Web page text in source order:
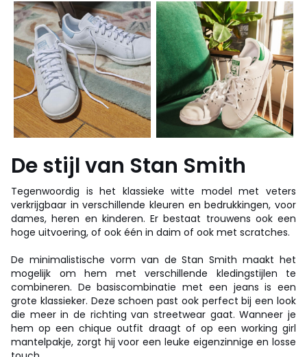
De stijl van Stan Smith
Tegenwoordig is het klassieke witte model met veters
verkrijgbaar in verschillende kleuren en bedrukkingen, voor
dames, heren en kinderen. Er bestaat trouwens ook een
hoge uitvoering, of ook één in daim of ook met scratches.
De minimalistische vorm van de Stan Smith maakt het
mogelijk om hem met verschillende kledingstijlen te
combineren. De basiscombinatie met een jeans is een
grote klassieker. Deze schoen past ook perfect bij een look
die meer in de richting van streetwear gaat. Wanneer je
hem op een chique outfit draagt of op een working girl
mantelpakje, zorgt hij voor een leuke eigenzinnige en losse